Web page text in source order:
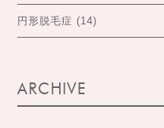
円形脱毛症 (14)
ARCHIVE